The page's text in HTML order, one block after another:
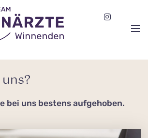
bei uns bestens aufgehoben.